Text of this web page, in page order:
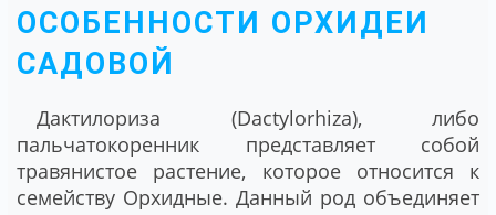
ОСОБЕННОСТИ ОРХИДЕИ
САДОВОЙ
Дактилориза (Dactylorhiza), либо
пальчатокоренник представляет собой
травянистое растение, которое относится к
семейству Орхидные. Данный род объединяет